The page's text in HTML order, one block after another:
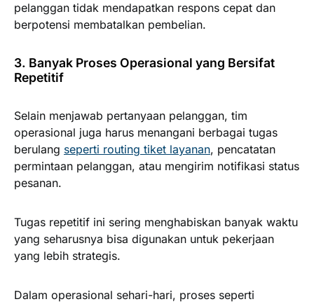
pelanggan tidak mendapatkan respons cepat dan
berpotensi membatalkan pembelian.
3. Banyak Proses Operasional yang Bersifat
Repetitif
Selain menjawab pertanyaan pelanggan, tim
operasional juga harus menangani berbagai tugas
berulang seperti routing tiket layanan, pencatatan
permintaan pelanggan, atau mengirim notifikasi status
pesanan.
Tugas repetitif ini sering menghabiskan banyak waktu
yang seharusnya bisa digunakan untuk pekerjaan
yang lebih strategis.
Dalam operasional sehari-hari, proses seperti